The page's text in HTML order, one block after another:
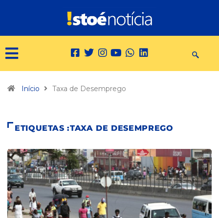
Início Taxa de Desemprego
ETIQUETAS :TAXA DE DESEMPREGO